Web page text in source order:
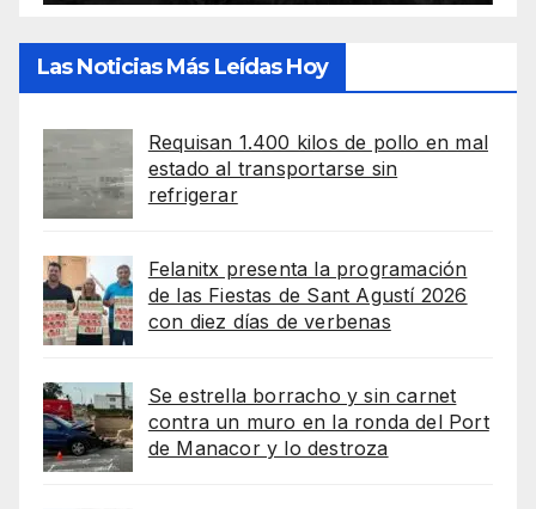
Las Noticias Más Leídas Hoy
Requisan 1.400 kilos de pollo en mal
estado al transportarse sin
refrigerar
Felanitx presenta la programación
de las Fiestas de Sant Agustí 2026
con diez días de verbenas
Se estrella borracho y sin carnet
contra un muro en la ronda del Port
de Manacor y lo destroza